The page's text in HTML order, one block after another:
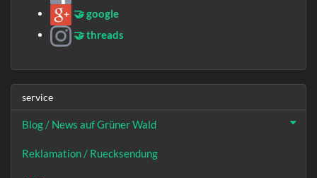
🤝 google
🤝 threads
service
Blog / News auf Grüner Wald
Reklamation / Ruecksendung